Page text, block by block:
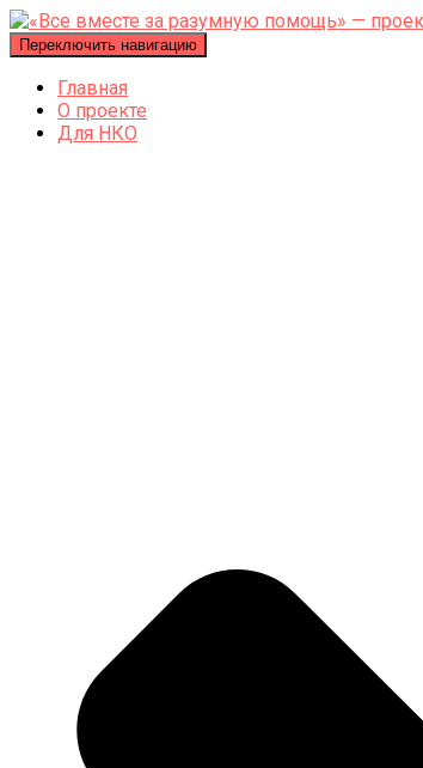
Переключить навигацию
Главная
О проекте
Для НКО